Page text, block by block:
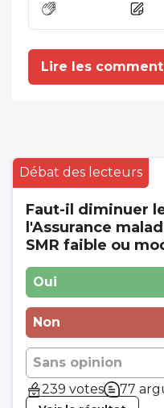
Lire les
Débat des lecteurs
Faut-il diminuer
l'Assurance
SMR faible ou
Oui
Non
Sans opinion
239 votes
77